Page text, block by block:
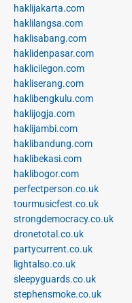
haklijakarta.com
haklilangsa.com
haklisabang.com
haklidenpasar.com
haklicilegon.com
hakliserang.com
haklibengkulu.com
haklijogja.com
haklijambi.com
haklibandung.com
haklibekasi.com
haklibogor.com
perfectperson.co.uk
tourmusicfest.co.uk
strongdemocracy.co.uk
dronetotal.co.uk
partycurrent.co.uk
lightalso.co.uk
sleepyguards.co.uk
stephensmoke.co.uk